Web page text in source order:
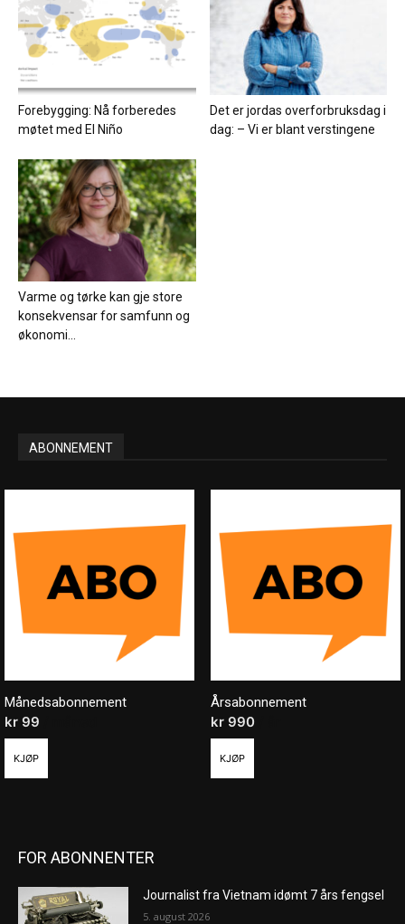
Forebygging: Nå forberedes
møtet med El Niño
Det er jordas overforbruksdag i
dag: – Vi er blant verstingene
Varme og tørke kan gje store
konsekvensar for samfunn og
økonomi...
ABONNEMENT
Månedsabonnement
kr 99
KJØP
Årsabonnement
kr990
KJØP
FOR ABONNENTER
Journalist fra Vietnam idømt 7 års fengsel
5. august 2026